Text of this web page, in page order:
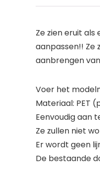
Ze zien eruit
aanpassen!! Ze
aanbrengen
Voer het
Materiaal: PET
Eenvoudig aan
Ze zullen niet
Er wordt geen
De bestaande